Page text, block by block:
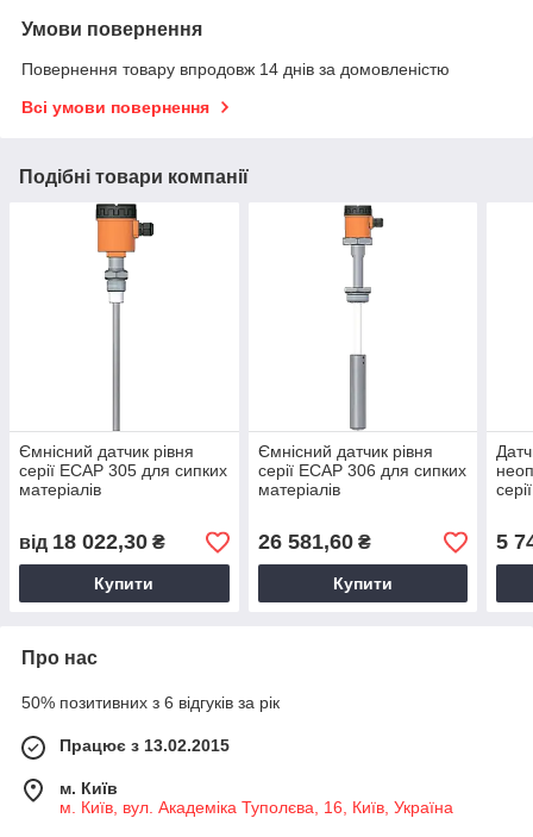
Умови повернення
Повернення товару впродовж 14 днів за домовленістю
Всі умови повернення
Подібні товари компанії
Ємнісний датчик рівня
серії ECAP 305 для сипких
матеріалів
від 18 022,30 ₴
Купити
Ємнісний датчик рівня
серії ECAP 306 для сипких
матеріалів
26 581,60₴
Купити
5
Про нас
50% позитивних з 6 відгуків за рік
Працює з 13.02.2015
м. Київ
м. Київ, вул. Академіка Туполєва, 16, Київ, Україна